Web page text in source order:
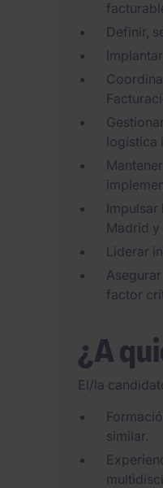
Definir,
logística
Madrid y
Liderar
factor
¿A
El/la
similar.